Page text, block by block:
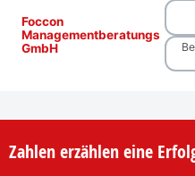
Foccon
Managementberatungs
GmbH
Zahlen erzählen eine